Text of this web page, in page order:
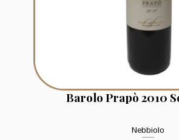
Barolo Prapò 2010
Nebbiolo